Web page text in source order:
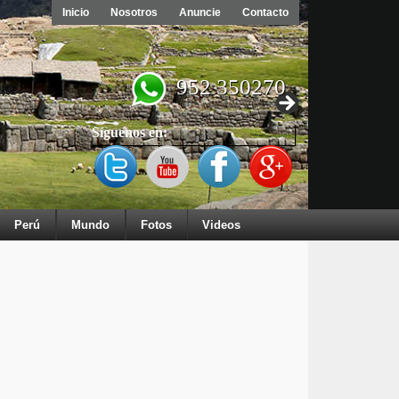
Inicio Nosotros Anuncie Contacto
952 350270
Síguenos en:
Perú Mundo Fotos Videos